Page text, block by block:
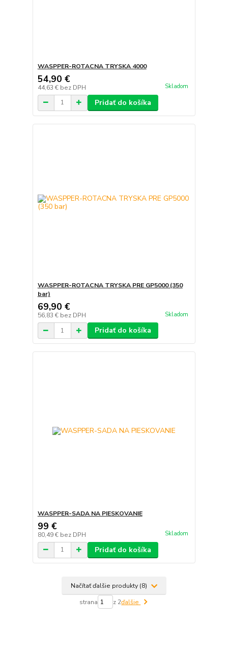
WASPPER-ROTACNA TRYSKA 4000
54,90 €
44,63 € bez DPH Skladom
Pridať do košíka
WASPPER-ROTACNA TRYSKA PRE GP5000 (350
bar)
69,90 €
56,83 € bez DPH Skladom
Pridať do košíka
WASPPER-SADA NA PIESKOVANIE
99 €
80,49 € bez DPH Skladom
Pridať do košíka
Načítať ďalšie produkty (8)
strana z 2ďalšie